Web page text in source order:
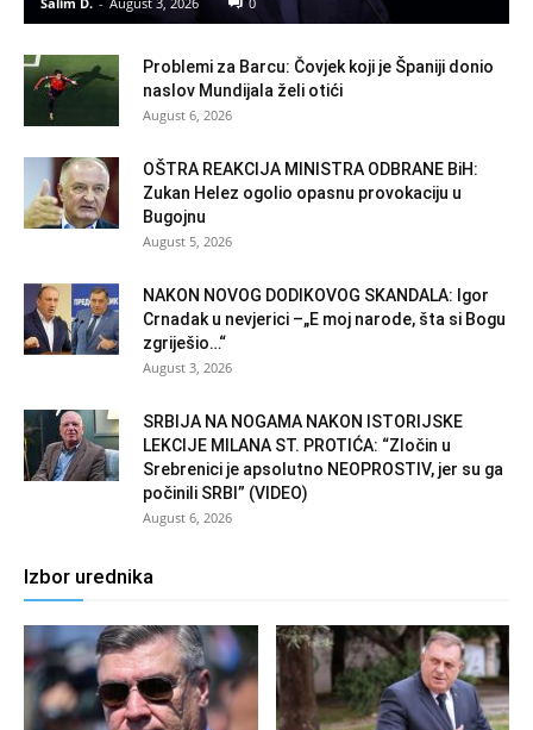
Problemi za Barcu: Čovjek koji je Španiji donio
naslov Mundijala želi otići
August 6, 2026
OŠTRA REAKCIJA MINISTRA ODBRANE BiH:
Zukan Helez ogolio opasnu provokaciju u
Bugojnu
August 5, 2026
NAKON NOVOG DODIKOVOG SKANDALA: Igor
Crnadak u nevjerici –„E moj narode, šta si Bogu
zgriješio…“
August 3, 2026
SRBIJA NA NOGAMA NAKON ISTORIJSKE
LEKCIJE MILANA ST. PROTIĆA: “Zločin u
Srebrenici je apsolutno NEOPROSTIV, jer su ga
počinili SRBI” (VIDEO)
August 6, 2026
Izbor urednika